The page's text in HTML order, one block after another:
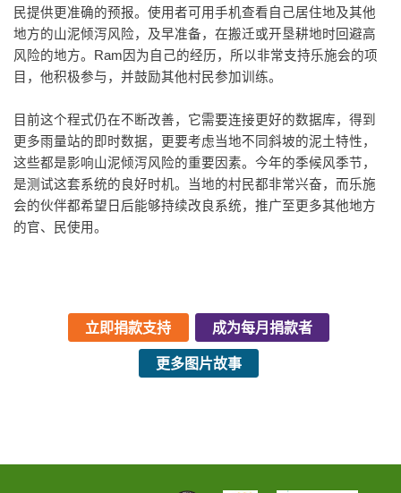
民提供更准确的预报。使用者可用手机查看自己居住地及其他
地方的山泥倾泻风险，及早准备，在搬迁或开垦耕地时回避高
风险的地方。Ram因为自己的经历，所以非常支持乐施会的项
目，他积极参与，并鼓励其他村民参加训练。
目前这个程式仍在不断改善，它需要连接更好的数据库，得到
更多雨量站的即时数据，更要考虑当地不同斜坡的泥土特性，
这些都是影响山泥倾泻风险的重要因素。今年的季候风季节，
是测试这套系统的良好时机。当地的村民都非常兴奋，而乐施
会的伙伴都希望日后能够持续改良系统，推广至更多其他地方
的官、民使用。
立即捐款支持 成为每月捐款者
更多图片故事